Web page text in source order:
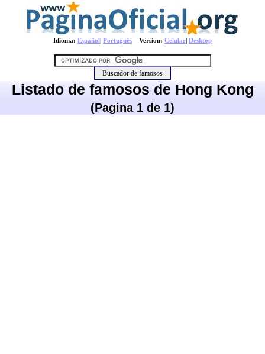
Idioma: Español| Português Version: Celular| Desktop
Listado de famosos de Hong Kong
(Pagina 1 de 1)